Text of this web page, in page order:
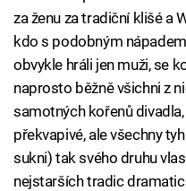
za ženu za tradiční klišé a
kdo s podobným
obvykle hráli jen muži, se
naprosto běžně všichni z
samotných kořenů
překvapivé, ale všechny
sukni) tak svého druhu
nejstarších tradic